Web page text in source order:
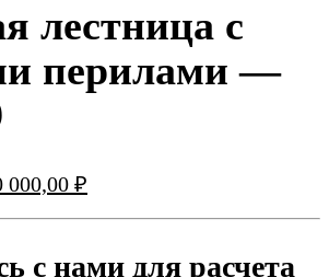
лестница с
перилами —
000,00 ₽
с нами для расчета